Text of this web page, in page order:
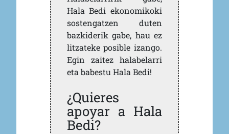
Hala Bedi ekonomikoki
sostengatzen duten
bazkiderik gabe, hau ez
litzateke posible izango.
Egin zaitez halabelarri
eta babestu Hala Bedi!
¿Quieres
apoyar a Hala
Bedi?